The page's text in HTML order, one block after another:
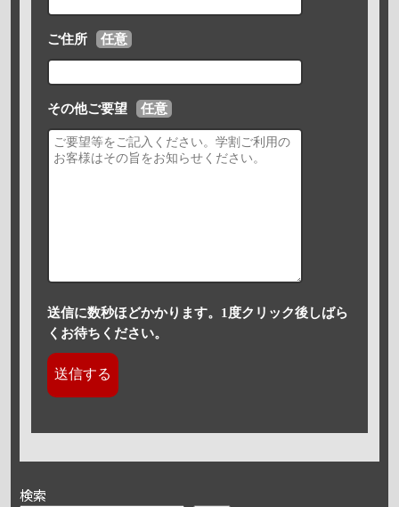
ご住所 任意
その他ご要望 任意
送信に数秒ほどかかります。1度クリック後しばら
くお待ちください。
検索